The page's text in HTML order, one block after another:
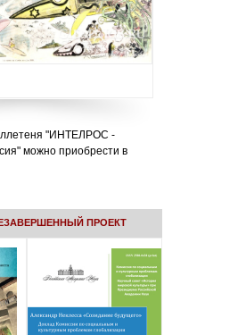
"ИНТЕЛРОС -
можно приобрести в
ПРОЕКТ